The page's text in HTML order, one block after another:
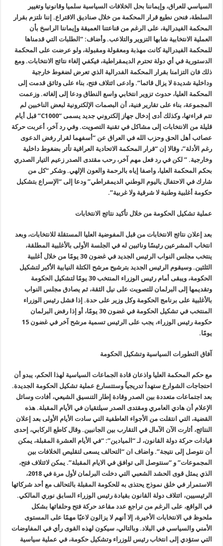
السياسي للعراق، وإيماننا بحل الخلافات السياسية سلميا وقانونيا وتغيير
السلطة، فنحن نطيع قرار المحكمة من خلال صناديق الاقتراع. إننا نلتزم بقرار
المحكمة الفيدرالية، على الرغم من قناعتنا العميقة وإيماننا الراسخ بأن
العملية الانتخابية شابها التزوير والتلاعب. وأضاف: “الطلبات التي قدمناها
للمحكمة الفيدرالية كانت مهذبة ومعقولة ومقبولة، ولو عرضت على المحكمة
الدستورية في أي دولة تحترم الديمقراطية، فيكفي إلغاء نتائج الانتخابات. ومع
ذلك فان التزامنا بقرار المحكمة الفدرالية الذي تعرض لضغوط خارجية
وداخلية شديدة لا يزال قائما”. وادعى ائتلاف فتح، بناء على وثائق قدمت إلى
المحكمة العليا، حدوث تزوير انتخابي واسع النطاق ودعا إلى إلغائه. وزعمت
المجموعة، بناء على تقارير فنية، أن البصمات الإلكترونية لبعض الناخبين لم
تتم قراءتها، وكذلك أدى إدخال جهاز إلكتروني جديد يسمى “C1000” قبل أيام
قليلة من الانتخابات إلى مشاكل في تقنية التصويت. وفي رد آخر، أعربت حركة
عصائب أهل الحق وحزب الله في العراق عن “أسفهما لقرار رفض الدعوى
رغم الأدلة”، وقالا إن “قرار المحكمة الاتحادية العراقية تأثر بضغوط داخلية
وخارجية. ” لكن في رد فعل مهم آخر، رحب مقتدى الصدر زعيم التيار الصدري
بحكم المحكمة العليا، واصفا إياه بالرحمة والعون الإلهي. وشكر “كل من
شارك في الاحتفال باليوم الوطني الديمقراطي” ودعا إلى “الإسراع بتشكيل
حكومة أغلبية وطنية لا شرقية ولا غربية”.
عملية تشكيل الحكومة من خلال تأكيد نتائج الانتخابات
بعد إعلان نتائج الانتخابات من قبل المفوضية العليا المستقلة للانتخابات، وبعد
انتخاب المشرعين رئيسًا ونائبين له في الجلسة الأولى بالأغلبية المطلقة،
ينتخب مجلس النواب الرئيس الجديد في غضون 30 يومًا من خلال أغلبية
الثلثين. وسيقوم الرئيس الجديد بترشيح مرشح الكتلة النيابية الأكبر لتشكيل
الحكومة، ويبقى أمام رئيس الوزراء المنتخب 30 يومًا لتشكيل الحكومة
وتقديمها إلى البرلمان للتصويت على نيل الثقة، ثم يصادق مجلس النواب
بالأغلبية على برنامج الحكومة وكل وزير على حدة. إذا فشل رئيس الوزراء
المنتخب في تشكيل الحكومة في غضون 30 يومًا، أو إذا رفض البرلمان
حكومة رئيس الوزراء، يجب على الرئيس تسمية مرشح آخر في غضون 15
يومًا.
آفاق التطورات السياسية وتشكيل الحكومة
مع حكم المحكمة العليا واذعان قادة الجماعات السياسية لهذا الحكم، يبدو أن
احتجاجات الشوارع ستهدأ تدريجياً وستتسارع عملية تشكيل الحكومة الجديدة.
بعد اجتماعات متعددة بين الصدر وقادة إطار التنسيق الشيعي، أفادت وسائل
الإعلام أن هادي العامري ومقتدى الصدر سيلتقيان في الأيام المقبلة. هذه
القضية، التي انتقلت من الأجواء العاطفية التي سادت الأيام الأولى بعد إعلان
النتائج، أثارت الآن الآمال في التقارب بين الجانبين. وقال كاطع الركابي، إحدى
قيادات حركة دولة القانون، لـ “الميادين”: “في الأيام العشرة المقبلة، يمكن
أن نتوصل إلى نتيجة”. واضاف ان “التحالف يسعى لتقليص الخلافات بين
المجموعات” و “سنتوصل الى توافق في الايام المقبلة”. يمكن لائتلاف فتح،
الذي يمثل قوى الحشد الشعبي التي دخلت البرلمان لأول مرة في 2018،
الاستمرار في خلق نموذج يحتذى به للحكومة المقبلة بالتحالف مع أحد شركائها
الرئيسيين، ائتلاف دولة القانون بقيادة رئيس الوزراء السابق نوري المالكي.
في الواقع، على الرغم من تراجع عدد مقاعد حركة فتح وحلفائها بشكل
ملحوظ في الانتخابات الأخيرة، إلا أنهم لا يزالون لاعبًا مهمًا على المستوى
الأمني ​​والسياسي في البلاد. وبالتالي، سيكون لهذه القوى رأي في المفاوضات
التي ستؤدي إلى انتخاب رئيس للوزراء وتشكيل حكومة، في عملية سياسية